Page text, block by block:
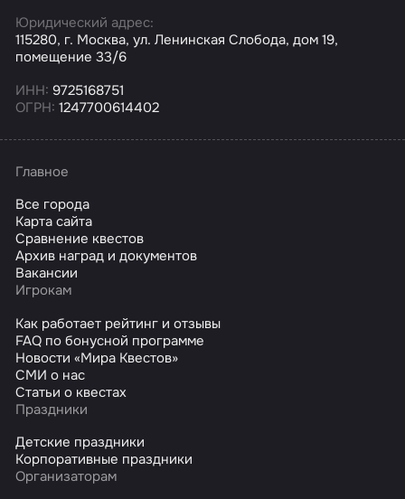
Юридический адрес:
115280, г. Москва, ул. Ленинская Слобода, дом 19,
помещение 33/6
ИНН: 9725168751
ОГРН: 1247700614402
Главное
Все города
Карта сайта
Сравнение квестов
Архив наград и документов
Вакансии
Игрокам
Как работает рейтинг и отзывы
FAQ по бонусной программе
Новости «Мира Квестов»
СМИ о нас
Статьи о квестах
Праздники
Детские праздники
Корпоративные праздники
Организаторам